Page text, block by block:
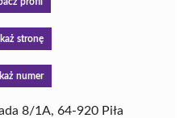
stronę
numer
8/1A, 64-920 Piła